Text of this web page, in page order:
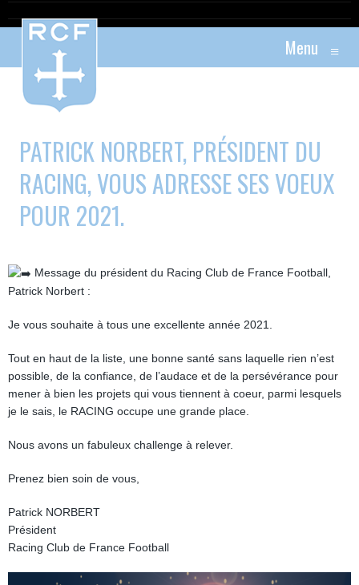
Menu ≡
PATRICK NORBERT, PRÉSIDENT DU
RACING, VOUS ADRESSE SES VOEUX
POUR 2021.
Message du président du Racing Club de France Football,
Patrick Norbert :
Je vous souhaite à tous une excellente année 2021.
Tout en haut de la liste, une bonne santé sans laquelle rien n’est
possible, de la confiance, de l’audace et de la persévérance pour
mener à bien les projets qui vous tiennent à coeur, parmi lesquels
je le sais, le RACING occupe une grande place.
Nous avons un fabuleux challenge à relever.
Prenez bien soin de vous,
Patrick NORBERT
Président
Racing Club de France Football